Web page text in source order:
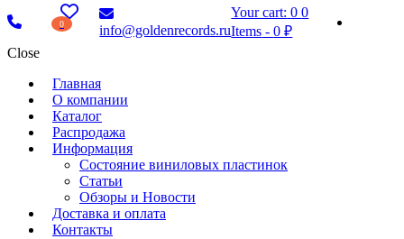
0 info@goldenrecords.ru
Your cart: 00
Items -0 ₽
Close
Главная
О компании
Каталог
Распродажа
Информация
Состояние виниловых пластинок
Статьи
Обзоры и Новости
Доставка и оплата
Контакты